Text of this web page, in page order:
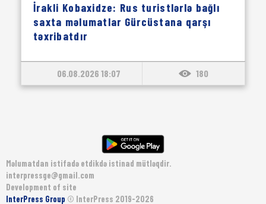
İrakli Kobaxidze: Rus turistlərlə bağlı
saxta məlumatlar Gürcüstana qarşı
təxribatdır
06.08.2026 18:07 180
Məlumatdan istifadə etdikdə istinad mütləqdir.
interpressge@gmail.com
Development of site
InterPress Group © InterPress 2019-2026